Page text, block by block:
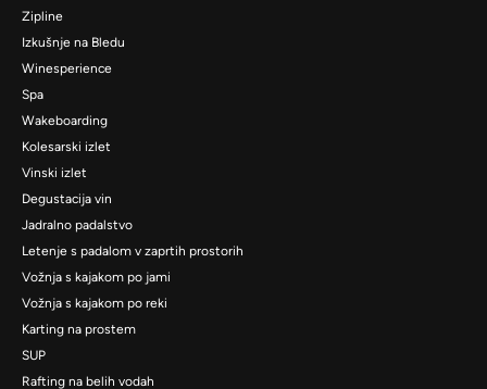
Zipline
Izkušnje na Bledu
Winesperience
Spa
Wakeboarding
Kolesarski izlet
Vinski izlet
Degustacija vin
Jadralno padalstvo
Letenje s padalom v zaprtih prostorih
Vožnja s kajakom po jami
Vožnja s kajakom po reki
Karting na prostem
SUP
Rafting na belih vodah